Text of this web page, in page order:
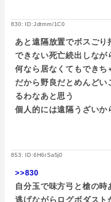
830: ID:Jdtmm/1C0
あと遠隔放置でボスごり
できない死亡続出しなが
何なら居なくてもできち
だから野良だとめんど
るわなあと思う
個人的には遠隔うざいか
853: ID:6H6rSa5j0
>>830
自分玉で味方弓と槍の
逃げながらログボダス